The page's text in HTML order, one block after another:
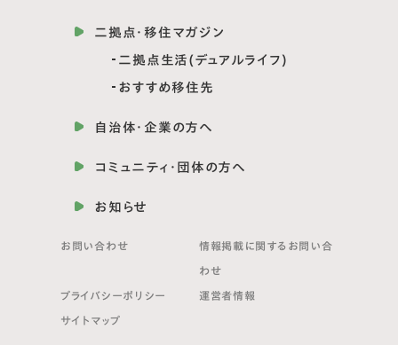
二拠点・移住マガジン
二拠点生活(デュアルライフ)
おすすめ移住先
自治体・企業の方へ
コミュニティ・団体の方へ
お知らせ
お問い合わせ 情報掲載に関する お問い合
わせ
プライバシーポリシー 運営者情報
サイトマップ